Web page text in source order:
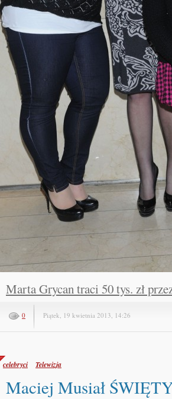
Marta Grycan traci 50 tys. zł
0 Piątek, 19 kwietnia 2013, 14:26
celebryci Telewizja
Maciej Musiał